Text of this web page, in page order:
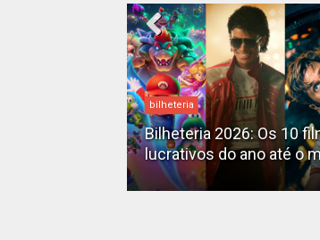
Destaques
X-Men no MCU:
filmes além do reboot